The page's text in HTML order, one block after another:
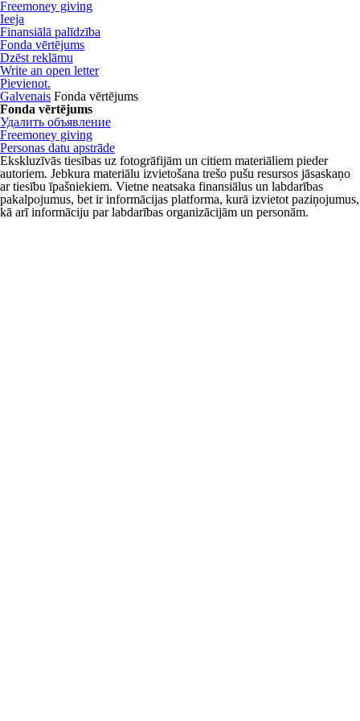
Freemoney giving
Ieeja
Finansiālā palīdzība
Fonda vērtējums
Dzēst reklāmu
Write an open letter
Pievienot.
Galvenais Fonda vērtējums
Fonda vērtējums
Удалить объявление
Freemoney giving
Personas datu apstrāde
Ekskluzīvās tiesības uz fotogrāfijām un citiem materiāliem pieder
autoriem. Jebkura materiālu izvietošana trešo pušu resursos jāsaskaņo
ar tiesību īpašniekiem. Vietne neatsaka finansiālus un labdarības
pakalpojumus, bet ir informācijas platforma, kurā izvietot paziņojumus,
kā arī informāciju par labdarības organizācijām un personām.